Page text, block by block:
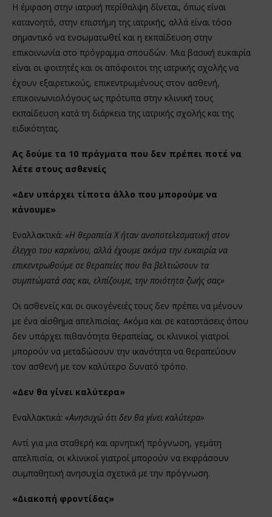
Η έμφαση στην ιατρική περίθαλψη δίνεται, όπως είναι
κατανοητό, στην επιστήμη της ιατρικής, αλλά είναι τόσο
σημαντικό να ενσωματωθεί και η εκπαίδευση στην
επικοινωνία στο πρόγραμμα σπουδών. Μια βασική ευκαιρία
είναι οι φοιτητές και οι απόφοιτοι της ιατρικής σχολής να
έχουν εξαιρετικούς, επικεντρωμένους στον ασθενή,
επικοινωνιολόγους ως πρότυπα στην κλινική τους
εκπαίδευση κατά τη διάρκεια της ιατρικής σχολής και της
ειδικότητας.
Ας δούμε τα 10 πράγματα που δεν πρέπει ποτέ να
λέτε στους ασθενείς
«Δεν υπάρχει τίποτα άλλο που μπορούμε να
κάνουμε»
Εναλλακτικά: «Η θεραπεία Χ ήταν αναποτελεσματική στον
έλεγχο του καρκίνου, αλλά έχουμε ακόμα την ευκαιρία να
επικεντρωθούμε σε θεραπείες που θα βελτιώσουν τα
συμπτώματά σας και, ελπίζουμε, την ποιότητα ζωής σας»
Οι ασθενείς και οι οικογένειές τους δεν πρέπει να μένουν
με ένα αίσθημα απελπισίας. Ακόμα και σε καταστάσεις όπου
δεν υπάρχει πιθανότητα θεραπείας, οι κλινικοί γιατροί
μπορούν να μεταδώσουν την ικανότητα να θεραπεύουν
τον ασθενή με τον καλύτερο δυνατό τρόπο.
«Δεν θα γίνει καλύτερα»
Εναλλακτικά: «Ανησυχώ ότι δεν θα γίνει καλύτερα»
Αντί για μια σταθερή και αρνητική πρόγνωση, γεμάτη
απελπισία, οι κλινικοί γιατροί μπορούν να εκφράσουν
συμπαθητική ανησυχία σχετικά με την πρόγνωση.
«Διακοπή φροντίδας»